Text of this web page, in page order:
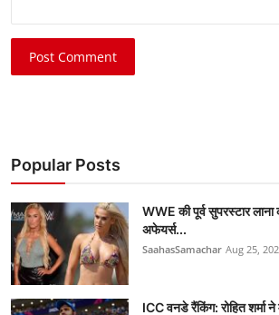
Post Comment
Popular Posts
WWE की पूर्व सुपरस्टार
अफेयर्स...
SaahasSamachar Aug 25,
ICC वनडे रैंकिंग: रोहित शर्मा